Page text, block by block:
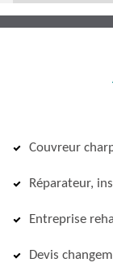
Couvreur
Réparateur,
Entreprise
Devis